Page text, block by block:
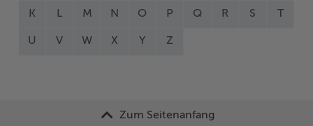
K L M N O P Q R S
U V W X Y Z
Zum Seitenanfang